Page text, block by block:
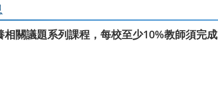
相關議題系列課程，每校至少10%教師須完成